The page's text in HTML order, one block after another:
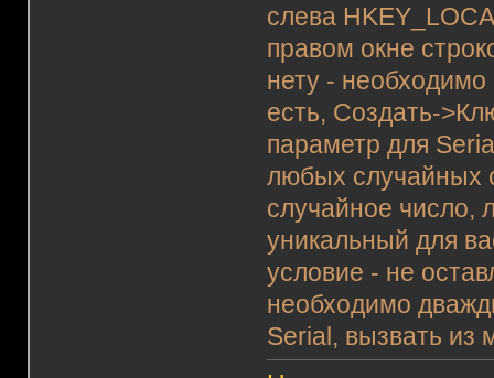
слева
правом окне
нету - необходимо
есть, Создать-
параметр для
любых случайных
случайное число,
уникальный для
условие - не
необходимо
Serial, вызвать из